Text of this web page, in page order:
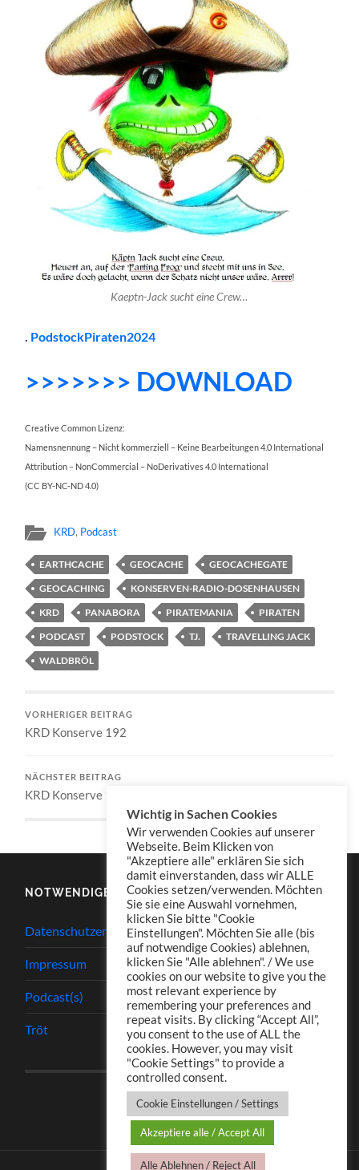
Kaeptn-Jack sucht eine Crew…
PodstockPiraten2024
>>>>>>> DOWNLOAD
Creative Common Lizenz:
Namensnennung – Nicht kommerziell – Keine Bearbeitungen 4.0 International
Attribution – NonCommercial – NoDerivatives 4.0 International
(CC BY-NC-ND 4.0)
KRD, Podcast
EARTHCACHE GEOCACHE
GEOCACHEGATE
GEOCACHING
KONSERVEN-RADIO-DOSENHAUSEN
KRD
PANABORA PIRATEMANIA
PIRATEN
PODCAST
PODSTOCK TJ.
TRAVELLING JACK
WALDBRÖL
VORHERIGER BEITRAG
KRD Konserve 192
NÄCHSTER BEITRAG
KRD Konserve 194
NOTWENDIGES
Datenschutzerklärung
Impressum
Podcast(s)
Tröt
Wichtig in Sachen Cookies
Wir verwenden Cookies auf unserer
Webseite. Beim Klicken von
"Akzeptiere alle" erklären Sie sich
damit einverstanden, dass wir ALLE
Cookies setzen/verwenden. Möchten
Sie sie eine Auswahl vornehmen,
klicken Sie bitte "Cookie
Einstellungen". Möchten Sie alle (bis
auf notwendige Cookies) ablehnen,
klicken Sie "Alle ablehnen". / We use
cookies on our website to give you the
most relevant experience by
remembering your preferences and
repeat visits. By clicking “Accept All”,
you consent to the use of ALL the
cookies. However, you may visit
"Cookie Settings" to provide a
controlled consent.
Cookie Einstellungen / Settings
Akzeptiere alle / Accept All
Alle Ablehnen / Reject All